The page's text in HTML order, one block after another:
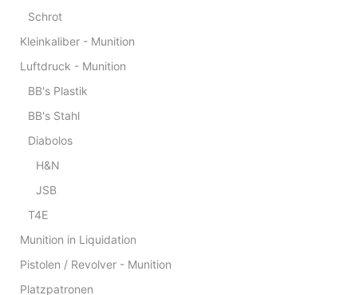
Schrot
Kleinkaliber - Munition
Luftdruck - Munition
BB's Plastik
BB's Stahl
Diabolos
H&N
JSB
T4E
Munition in Liquidation
Pistolen / Revolver - Munition
Platzpatronen